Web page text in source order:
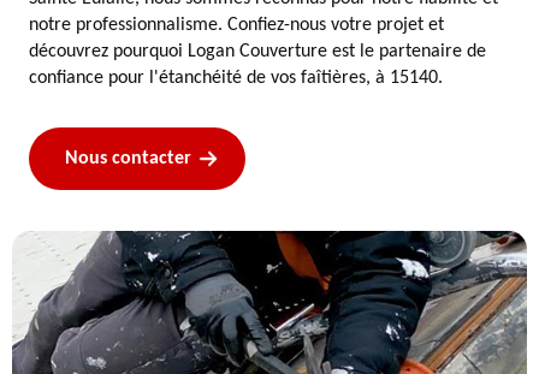
notre professionnalisme. Confiez-nous votre projet et
découvrez pourquoi Logan Couverture est le partenaire de
confiance pour l'étanchéité de vos faîtières, à 15140.
Nous contacter